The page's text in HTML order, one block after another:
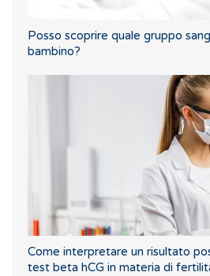
Posso scoprire quale gruppo
bambino?
Come interpretare un risultato
test beta hCG in materia di